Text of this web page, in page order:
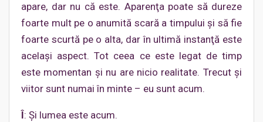
apare, dar nu că este. Aparenţa poate să dureze
foarte mult pe o anumită scară a timpului şi să fie
foarte scurtă pe o alta, dar în ultimă instanţă este
acelaşi aspect. Tot ceea ce este legat de timp
este momentan şi nu are nicio realitate. Trecut şi
viitor sunt numai în minte – eu sunt acum.
Î: Şi lumea este acum.